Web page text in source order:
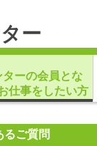
ー
ターの会員とな
仕事をしたい方
るご質問